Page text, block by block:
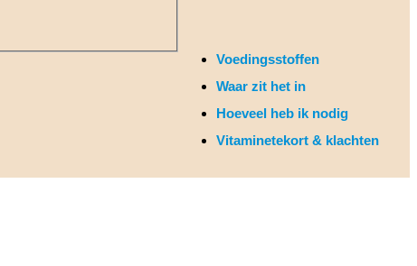
Voedingsstoffen
Waar zit het in
Hoeveel heb ik nodig
Vitaminetekort & klachten